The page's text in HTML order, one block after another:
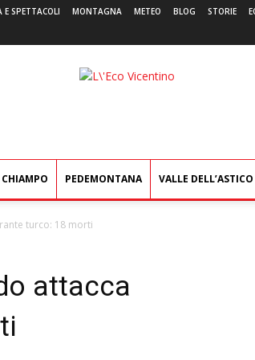
E SPETTACOLI MONTAGNA METEO BLOG STORIE
L'Eco
PEDEMONTANA VALLE DELL’ASTICO
turco: 18 morti
attacca